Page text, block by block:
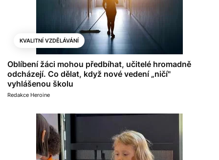
KVALITNÍ VZDĚLÁVÁNÍ
Oblíbení žáci mohou předbíhat, učitelé hromadně
odcházejí. Co dělat, když nové vedení „ničí"
vyhlášenou školu
Redakce Heroine